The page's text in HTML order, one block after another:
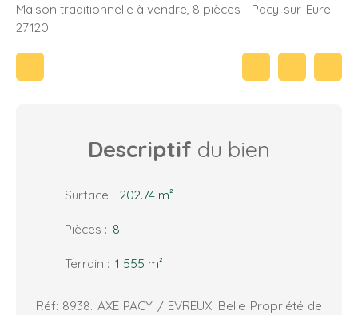
Maison traditionnelle à vendre, 8 pièces - Pacy-sur-Eure
27120
Descriptif du bien
Surface : 202.74 m²
Pièces : 8
Terrain : 1 555 m²
Réf: 8938. AXE PACY / EVREUX. Belle Propriété de